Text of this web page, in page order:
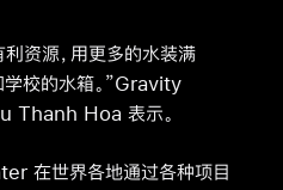
资源，用更多的水装满
校的水箱。”Gravity
Thanh Hoa 表示。
在世界各地通过各种项目